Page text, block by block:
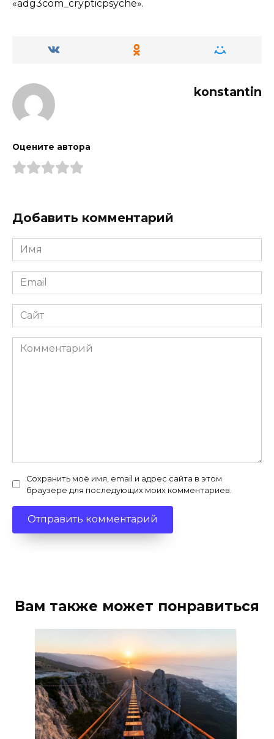
«adg3com_crypticpsyche».
konstantin
Оцените автора
Добавить комментарий
Имя
*
Email
*
Сайт
Комментарий
Сохранить моё имя, email и адрес сайта в этом
браузере для последующих моих комментариев.
Вам также может понравиться